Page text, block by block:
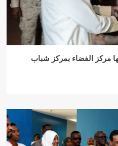
مركز الفضاء بمركز شباب